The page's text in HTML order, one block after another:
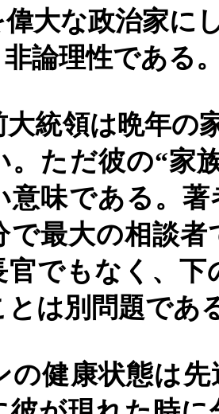
大な政治家に
論理性である
大統領は晩年の
。ただ彼の“家
意味である。著
で最大の相談
官でもなく、
は別問題であ
の健康状態は